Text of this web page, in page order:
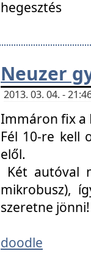
hegesztés
Neuzer
2013. 03. 04. -
Immáron fix a
Fél 10-re kell
elől.
Két autóval
mikrobusz),
szeretne jönni!
doodle